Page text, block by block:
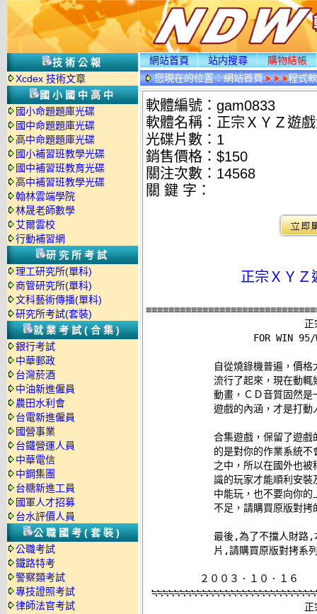
技術公報
Xcdex 技術文章
國小國中高中
國小命題題庫光碟
國中命題題庫光碟
高中命題題庫光碟
國小補習班教學光碟
國中補習班教育光碟
高中補習班教學光碟
翰林雲端學院
林晟老師數學
艾爾雲校
行動補習網
研究所考試
理工研究所(單科)
商管研究所(單科)
文科藝術傳播(單科)
研究所考試(套裝)
就業考試(合集)
銀行考試
中華郵政
台灣菸酒
中油新進僱員
農田水利會
台電新進僱員
國營事業
台鐵營運人員
中華電信
中鋼集團
台糖新進工員
國軍人才招募
台水評價人員
公職國考(套裝)
公職考試
鐵路特考
警察類考試
專技證照考試
律師法官考試
網站首頁 站内搜尋
購物結帳
您現在的位置：網站首頁 程式
軟體編號：gam0833
軟體名稱：正宗ＸＹＺ遊
光碟片數：1
銷售價格：$150
關注次數： 14568
關 鍵 字：
正宗ＸＹＺ
正宗ＸＹＺ遊戲
FOR WIN
自從燒錄機普遍，價格
流行了起來，現在動輒
動畫，ＣＤ音質固然是
遊戲的內涵，才是打
合集遊戲，保留了遊戲
的是對你的作業系統不
之中，所以在國外也被
識的玩家才能順利安裝
中能玩，也不要向你的
不足，請購買原版對
最後,為了不擋人財路
片,請購買原版對拷系
　　  ２００３．１０．１６
正